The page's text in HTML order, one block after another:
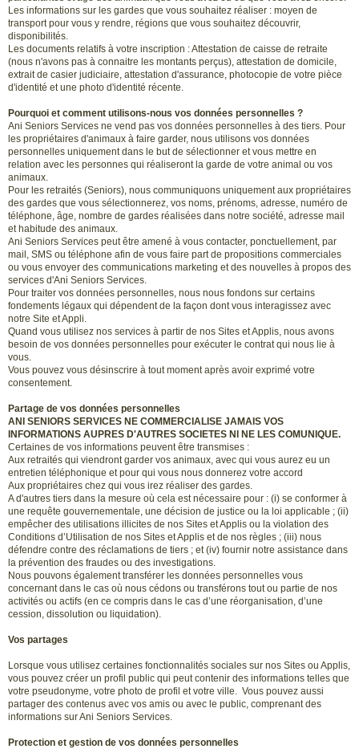
Les informations sur les gardes que vous souhaitez réaliser : moyen de
transport pour vous y rendre, régions que vous souhaitez découvrir,
disponibilités.
Les documents relatifs à votre inscription : Attestation de caisse de retraite
(nous n'avons pas à connaitre les montants perçus), attestation de domicile,
extrait de casier judiciaire, attestation d'assurance, photocopie de votre pièce
d'identité et une photo d'identité récente.
Pourquoi et comment utilisons-nous vos données personnelles ?
Ani Seniors Services ne vend pas vos données personnelles à des tiers. Pour
les propriétaires d'animaux à faire garder, nous utilisons vos données
personnelles uniquement dans le but de sélectionner et vous mettre en
relation avec les personnes qui réaliseront la garde de votre animal ou vos
animaux.
Pour les retraités (Seniors), nous communiquons uniquement aux propriétaires
des gardes que vous sélectionnerez, vos noms, prénoms, adresse, numéro de
téléphone, âge, nombre de gardes réalisées dans notre société, adresse mail
et habitude des animaux.
Ani Seniors Services peut être amené à vous contacter, ponctuellement, par
mail, SMS ou téléphone afin de vous faire part de propositions commerciales
ou vous envoyer des communications marketing et des nouvelles à propos des
services d'Ani Seniors Services.
Pour traiter vos données personnelles, nous nous fondons sur certains
fondements légaux qui dépendent de la façon dont vous interagissez avec
notre Site et Appli.
Quand vous utilisez nos services à partir de nos Sites et Applis, nous avons
besoin de vos données personnelles pour exécuter le contrat qui nous lie à
vous.
Vous pouvez vous désinscrire à tout moment après avoir exprimé votre
consentement.
Partage de vos données personnelles
ANI SENIORS SERVICES NE COMMERCIALISE JAMAIS VOS
INFORMATIONS AUPRES D'AUTRES SOCIETES NI NE LES COMUNIQUE.
Certaines de vos informations peuvent être transmises :
Aux retraités qui viendront garder vos animaux, avec qui vous aurez eu un
entretien téléphonique et pour qui vous nous donnerez votre accord
Aux propriétaires chez qui vous irez réaliser des gardes.
A d'autres tiers dans la mesure où cela est nécessaire pour : (i) se conformer à
une requête gouvernementale, une décision de justice ou la loi applicable ; (ii)
empêcher des utilisations illicites de nos Sites et Applis ou la violation des
Conditions d’Utilisation de nos Sites et Applis et de nos règles ; (iii) nous
défendre contre des réclamations de tiers ; et (iv) fournir notre assistance dans
la prévention des fraudes ou des investigations.
Nous pouvons également transférer les données personnelles vous
concernant dans le cas où nous cédons ou transférons tout ou partie de nos
activités ou actifs (en ce compris dans le cas d’une réorganisation, d’une
cession, dissolution ou liquidation).
Vos partages
Lorsque vous utilisez certaines fonctionnalités sociales sur nos Sites ou Applis,
vous pouvez créer un profil public qui peut contenir des informations telles que
votre pseudonyme, votre photo de profil et votre ville. Vous pouvez aussi
partager des contenus avec vos amis ou avec le public, comprenant des
informations sur Ani Seniors Services.
Protection et gestion de vos données personnelles